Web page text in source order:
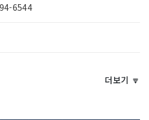
6544
더보기 🔽